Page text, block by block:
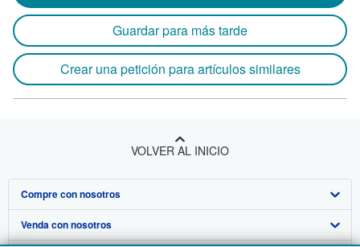
Guardar para más tarde
Crear una petición para artículos similares
VOLVER AL INICIO
Compre con nosotros
Búsqueda avanzada
Venda con nosotros